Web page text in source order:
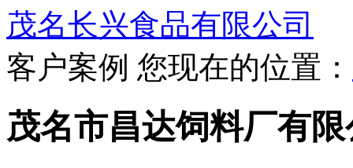
茂名长兴食品有限公司
客户案例 您现在的位置：
茂名市昌达饲料厂有